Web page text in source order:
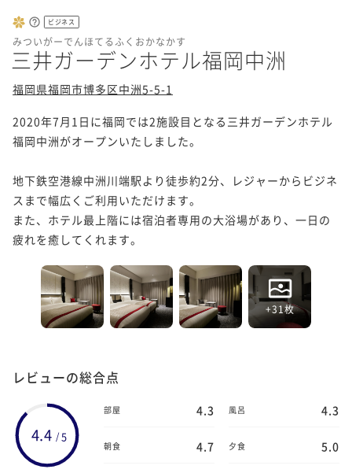
ビジネス
みついがーでんほてるふくおかなかす
三井ガーデンホテル福岡中洲
福岡県福岡市博多区中洲5-5-1
2020年7月1日に福岡では2施設目となる三井ガーデンホテル
福岡中洲がオープンいたしました。
地下鉄空港線中洲川端駅より徒歩約2分、レジャーからビジネ
スまで幅広くご利用いただけます。
また、ホテル最上階には宿泊者専用の大浴場があり、一日の
疲れを癒してくれます。
+31枚
レビューの総合点
4.4 /5
部屋 4.3 風呂 4.3
朝食 4.7 夕食 5.0